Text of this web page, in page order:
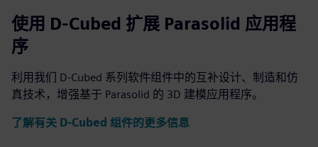
使用 D-Cubed 扩展 Parasolid 应用程
序
利用我们 D-Cubed 系列软件组件中的互补设计、制造和仿
真技术，增强基于 Parasolid 的 3D 建模应用程序。
了解有关 D-Cubed 组件的更多信息